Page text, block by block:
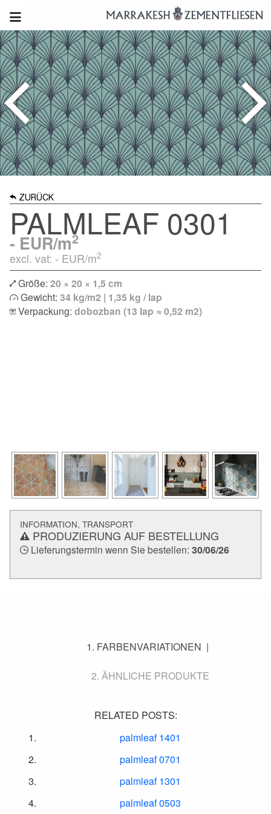
ZURÜCK
PALMLEAF 0301
- EUR/m2
excl. vat: - EUR/m2
Größe: 20 × 20 × 1,5 cm
Gewicht: 34 kg/m2 | 1,35 kg / lap
Verpackung: dobozban (13 lap ≈ 0,52 m2)
INFORMATION, TRANSPORT
PRODUZIERUNG AUF BESTELLUNG
Lieferungstermin wenn Sie bestellen: 30/06/26
FARBENVARIATIONEN
ÄHNLICHE PRODUKTE
RELATED POSTS:
palmleaf 1401
palmleaf 0701
palmleaf 1301
palmleaf 0503